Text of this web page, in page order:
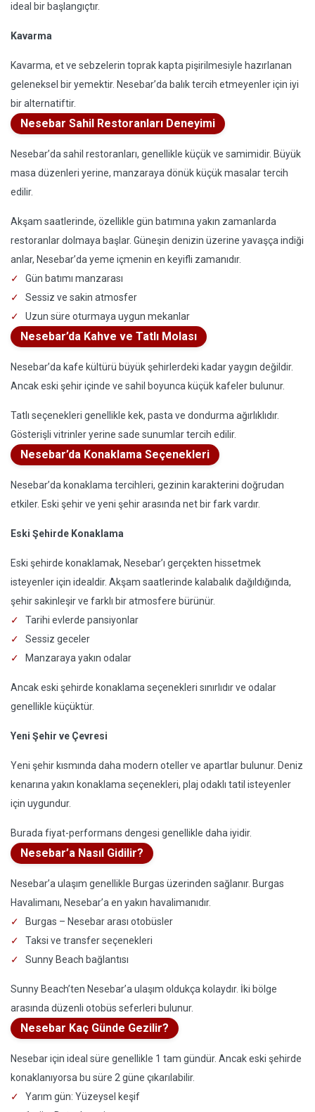
ideal bir başlangıçtır.
Kavarma
Kavarma, et ve sebzelerin toprak kapta pişirilmesiyle hazırlanan
geleneksel bir yemektir. Nesebar’da balık tercih etmeyenler için iyi
bir alternatiftir.
Nesebar Sahil Restoranları Deneyimi
Nesebar’da sahil restoranları, genellikle küçük ve samimidir. Büyük
masa düzenleri yerine, manzaraya dönük küçük masalar tercih
edilir.
Akşam saatlerinde, özellikle gün batımına yakın zamanlarda
restoranlar dolmaya başlar. Güneşin denizin üzerine yavaşça indiği
anlar, Nesebar’da yeme içmenin en keyifli zamanıdır.
Gün batımı manzarası
Sessiz ve sakin atmosfer
Uzun süre oturmaya uygun mekanlar
Nesebar’da Kahve ve Tatlı Molası
Nesebar’da kafe kültürü büyük şehirlerdeki kadar yaygın değildir.
Ancak eski şehir içinde ve sahil boyunca küçük kafeler bulunur.
Tatlı seçenekleri genellikle kek, pasta ve dondurma ağırlıklıdır.
Gösterişli vitrinler yerine sade sunumlar tercih edilir.
Nesebar’da Konaklama Seçenekleri
Nesebar’da konaklama tercihleri, gezinin karakterini doğrudan
etkiler. Eski şehir ve yeni şehir arasında net bir fark vardır.
Eski Şehirde Konaklama
Eski şehirde konaklamak, Nesebar’ı gerçekten hissetmek
isteyenler için idealdir. Akşam saatlerinde kalabalık dağıldığında,
şehir sakinleşir ve farklı bir atmosfere bürünür.
Tarihi evlerde pansiyonlar
Sessiz geceler
Manzaraya yakın odalar
Ancak eski şehirde konaklama seçenekleri sınırlıdır ve odalar
genellikle küçüktür.
Yeni Şehir ve Çevresi
Yeni şehir kısmında daha modern oteller ve apartlar bulunur. Deniz
kenarına yakın konaklama seçenekleri, plaj odaklı tatil isteyenler
için uygundur.
Burada fiyat-performans dengesi genellikle daha iyidir.
Nesebar’a Nasıl Gidilir?
Nesebar’a ulaşım genellikle Burgas üzerinden sağlanır. Burgas
Havalimanı, Nesebar’a en yakın havalimanıdır.
Burgas – Nesebar arası otobüsler
Taksi ve transfer seçenekleri
Sunny Beach bağlantısı
Sunny Beach’ten Nesebar’a ulaşım oldukça kolaydır. İki bölge
arasında düzenli otobüs seferleri bulunur.
Nesebar Kaç Günde Gezilir?
Nesebar için ideal süre genellikle 1 tam gündür. Ancak eski şehirde
konaklanıyorsa bu süre 2 güne çıkarılabilir.
Yarım gün: Yüzeysel keşif